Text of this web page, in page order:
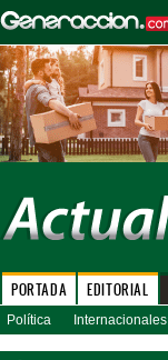
PORTADA EDITORIAL
Política Internacionales